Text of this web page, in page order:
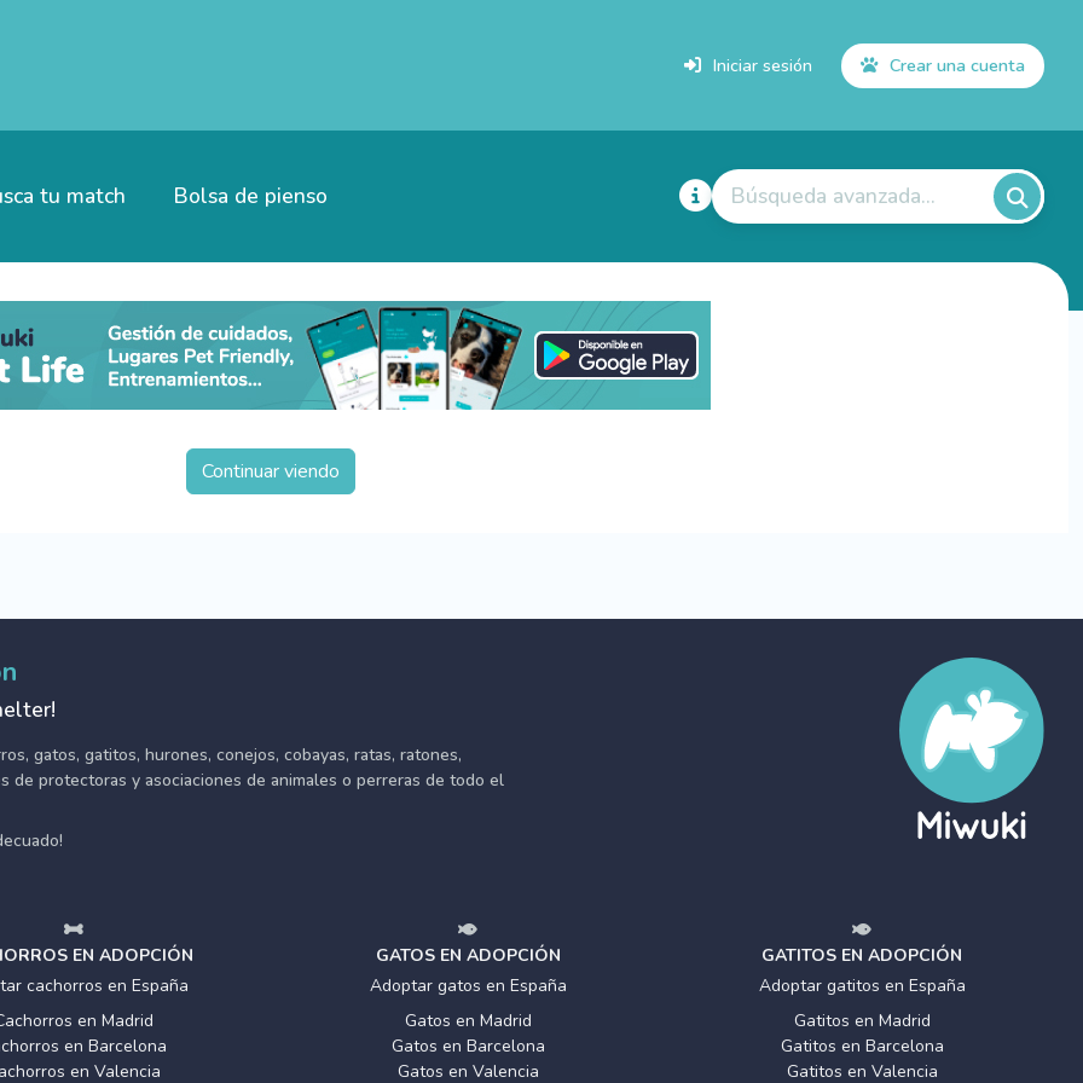
Iniciar sesión Crear una cuenta
tu match Bolsa de pienso Búsqueda avanzada...
Continuar viendo
gatos, gatitos, hurones, conejos, cobayas, ratas, ratones,
de protectoras y asociaciones de animales o perreras de todo el
EN ADOPCIÓN
cachorros en España
en Madrid
en Barcelona
en Valencia
GATOS EN ADOPCIÓN
Adoptar gatos en España
Gatos en Madrid
Gatos en Barcelona
Gatos en Valencia
GATITOS EN ADOPCIÓN
Adoptar gatitos en España
Gatitos en Madrid
Gatitos en Barcelona
Gatitos en Valencia